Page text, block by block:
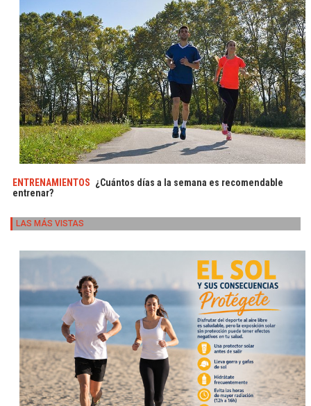
ENTRENAMIENTOS ¿Cuántos días a la semana es recomendable
entrenar?
LAS MÁS VISTAS